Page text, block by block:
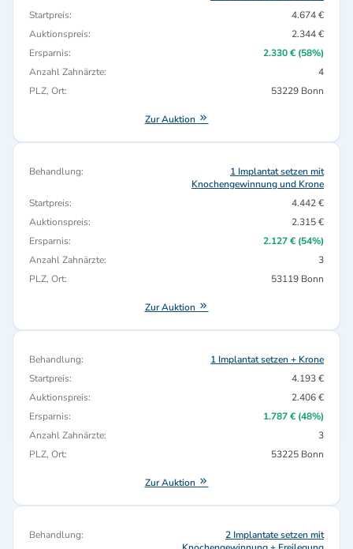
Startpreis:
4.674 €
Auktionspreis:
2.344 €
Ersparnis:
2.330 € (58%)
Anzahl Zahnärzte:
4
PLZ, Ort:
53229 Bonn
Zur Auktion
Behandlung:
1 Implantat setzen mit
Knochengewinnung und Krone
Startpreis:
4.442 €
Auktionspreis:
2.315 €
Ersparnis:
2.127 € (54%)
Anzahl Zahnärzte:
3
PLZ, Ort:
53119 Bonn
Zur Auktion
Behandlung:
1 Implantat setzen + Krone
Startpreis:
4.193 €
Auktionspreis:
2.406 €
Ersparnis:
1.787 € (48%)
Anzahl Zahnärzte:
3
PLZ, Ort:
53225 Bonn
Zur Auktion
Behandlung:
2 Implantate setzen mit